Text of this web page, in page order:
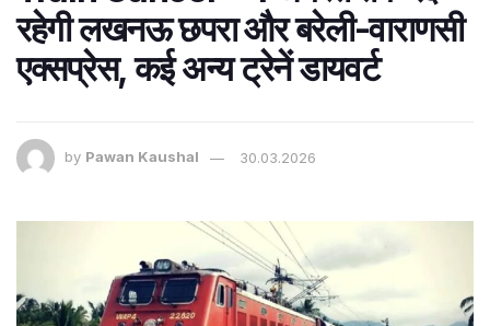
रहेगी लखनऊ छपरा और बरेली-वाराणसी
एक्सप्रेस, कई अन्य ट्रेनें डायवर्ट
by Pawan Kaushal 30.03.2026